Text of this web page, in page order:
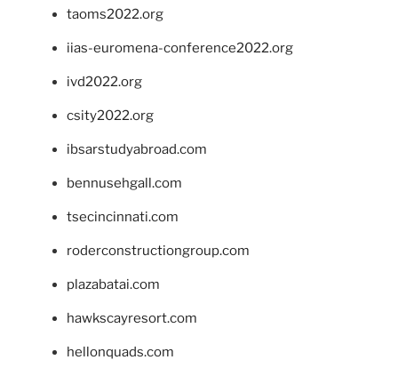
taoms2022.org
iias-euromena-conference2022.org
ivd2022.org
csity2022.org
ibsarstudyabroad.com
bennusehgall.com
tsecincinnati.com
roderconstructiongroup.com
plazabatai.com
hawkscayresort.com
hellonquads.com